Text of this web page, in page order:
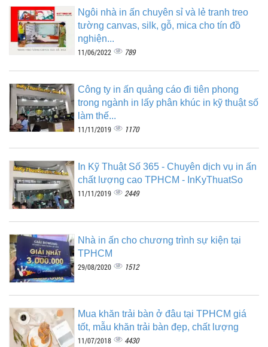
Ngôi nhà in ấn chuyên sỉ và lẻ tranh treo
tường canvas, silk, gỗ, mica cho tín đồ
nghiện...
11/06/2022 789
Công ty in ấn quảng cáo đi tiên phong
trong ngành in lấy phân khúc in kỹ thuật số
làm thế...
11/11/2019 1170
In Kỹ Thuật Số 365 - Chuyên dịch vụ in ấn
chất lượng cao TPHCM - InKyThuatSo
11/11/2019 2449
Nhà in ấn cho chương trình sự kiện tại
TPHCM
29/08/2020 1512
Mua khăn trải bàn ở đâu tại TPHCM giá
tốt, mẫu khăn trải bàn đẹp, chất lượng
11/07/2018 4430